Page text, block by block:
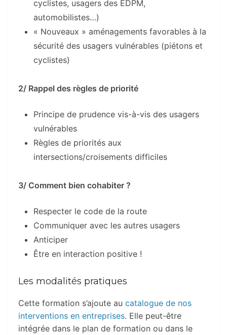
cyclistes, usagers des EDPM,
automobilistes…)
« Nouveaux » aménagements favorables à la
sécurité des usagers vulnérables (piétons et
cyclistes)
2/ Rappel des règles de priorité
Principe de prudence vis-à-vis des usagers
vulnérables
Règles de priorités aux
intersections/croisements difficiles
3/ Comment bien cohabiter ?
Respecter le code de la route
Communiquer avec les autres usagers
Anticiper
Être en interaction positive !
Les modalités pratiques
Cette formation s’ajoute au catalogue de nos
interventions en entreprises. Elle peut-être
intégrée dans le plan de formation ou dans le